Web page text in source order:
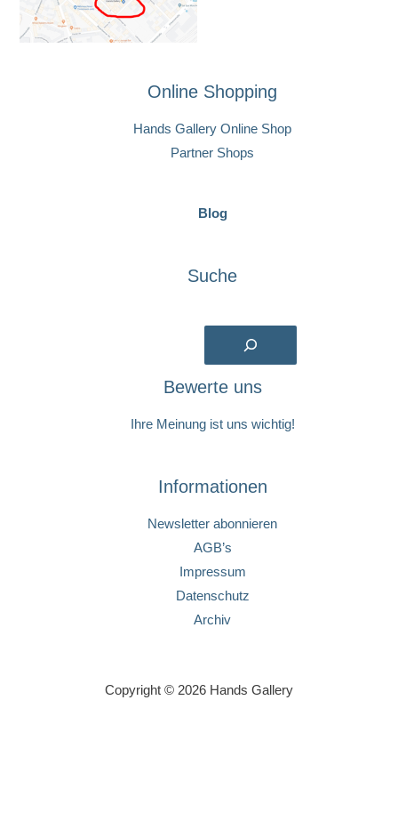
Online Shopping
Hands Gallery Online Shop
Partner Shops
Blog
Suche
Bewerte uns
Ihre Meinung ist uns wichtig!
Informationen
Newsletter abonnieren
AGB’s
Impressum
Datenschutz
Archiv
Copyright © 2026 Hands Gallery